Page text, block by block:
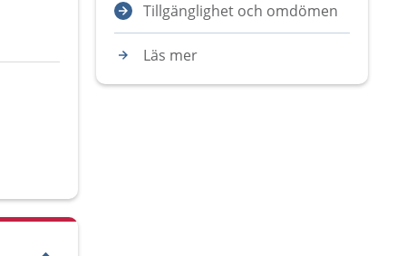
Tillgänglighet och omdömen
Läs mer